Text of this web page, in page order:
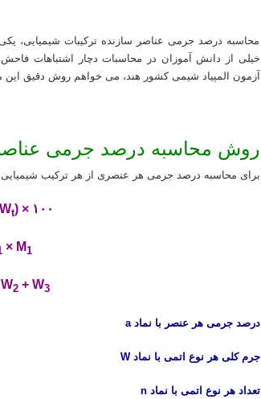
محاسبه درصد جرمی عناصر سازنده ترکیبات شیمیایی،
خیلی از دانش آموزان در محاسبات دچار اشتباهات
آزمون المپیاد شیمی کشور هند، می خواهم روش دقیق
روش محاسبه درصد جرمی عناصر
برای محاسبه درصد جرمی هر عنصری از هر ترکیب شیمیایی
t) × ۱۰۰
× M1
2+ W3
درصد جرمی هر عنصر با نماد a
جرم کلی هر نوع اتمی با نماد W
تعداد هر نوع اتمی با نماد n